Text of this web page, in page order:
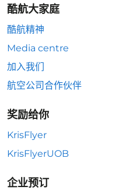
酷航大家庭
酷航精神
Media centre
加入我们
航空公司合作伙伴
奖励给你
KrisFlyer
KrisFlyerUOB
企业预订